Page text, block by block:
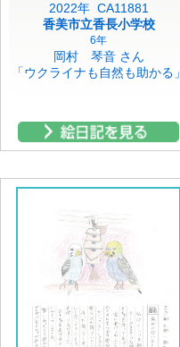
2022年 CA11881
香美市立香長小学校
6年
岡村 琴音 さん
「ウクライナも自然も助かる」